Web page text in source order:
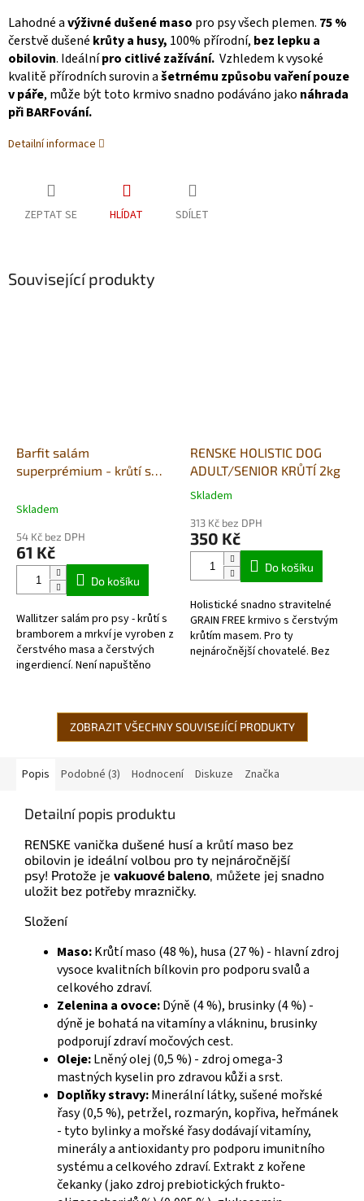
Lahodné avýživné dušené maso pro psy všech plemen. 75 %
čerstvě dušené krůty a husy, 100% přírodní, bez lepku a
obilovin. Ideálnípro citlivé zažívání. Vzhledem k vysoké
kvalitě přírodních surovin ašetrnému způsobu vaření pouze
v páře, může být toto krmivo snadno podáváno jako náhrada
při BARFování.
Detailní informace
ZEPTAT SE HLÍDAT SDÍLET
Související produkty
Barfit salám
superprémium - krůtí s
Skladem
54 Kč bez DPH
61 Kč
Do košíku
Wallitzer salám pro psy - krůtí s
bramborem a mrkví je vyroben z
čerstvého masa a čerstvých
ingerdiencí. Není napuštěno
RENSKE HOLISTIC DOG
ADULT/SENIOR KRŮTÍ 2kg
Průměrné
produktu
je
hvězdiček.
Skladem
313 Kč bez DPH
350 Kč
Do košíku
Holistické snadno stravitelné
GRAIN FREE krmivo s čerstvým
krůtím masem. Pro ty
nejnáročnější chovatelé. Bez
ZOBRAZIT VŠECHNY SOUVISEJÍCÍ PRODUKTY
Popis Podobné (3) Hodnocení Diskuze Značka
Detailní popis produktu
RENSKE vanička dušené husí a krůtí maso bez
obilovin je ideální volbou pro ty nejnáročnější
psy! Protože je vakuové baleno , můžete jej snadno
uložit bez potřeby mrazničky.
Složení
Maso:Krůtí maso (48 %), husa (27 %) - hlavní zdroj
vysoce kvalitních bílkovin pro podporu svalů a
celkového zdraví.
Zelenina a ovoce:Dýně (4 %), brusinky (4 %) -
dýně je bohatá na vitamíny a vlákninu, brusinky
podporují zdraví močových cest.
Oleje:Lněný olej (0,5 %) - zdroj omega-3
mastných kyselin pro zdravou kůži a srst.
Doplňky stravy:Minerální látky, sušené mořské
řasy (0,5 %), petržel, rozmarýn, kopřiva, heřmánek
- tyto bylinky a mořské řasy dodávají vitamíny,
minerály a antioxidanty pro podporu imunitního
systému a celkového zdraví. Extrakt z kořene
čekanky (jako zdroj prebiotických frukto-